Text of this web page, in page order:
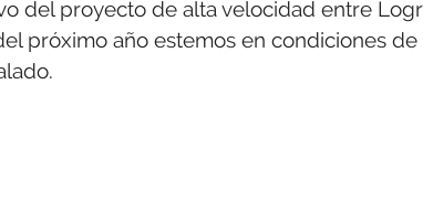
del proyecto de alta velocidad entre
próximo año estemos en condiciones